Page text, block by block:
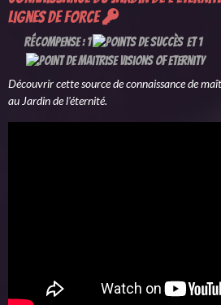
lignes de force
Récompense : 1 et 1
Découvrir cette source de connaissance de
au Jardin de l'éternité.